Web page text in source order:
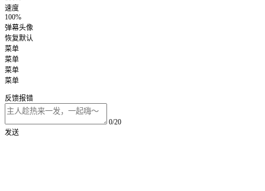
速度
100%
弹幕头像
恢复默认
菜单
菜单
菜单
菜单
反馈报错
0/20
发送